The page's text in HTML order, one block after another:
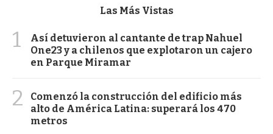
Las Más Vistas
1
Así detuvieron al cantante de trap Nahuel
One23 y a chilenos que explotaron un cajero
en Parque Miramar
2
Comenzó la construcción del edificio más
alto de América Latina: superará los 470
metros